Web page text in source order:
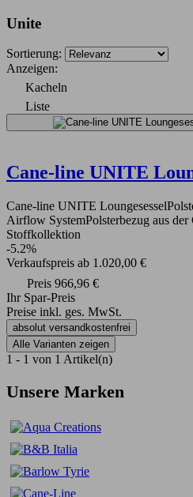
Unite
Sortierung:
Anzeigen:
Kacheln
Liste
Cane-line UNITE
Cane-line UNITE
Airflow SystemPolsterbezug aus
Stoffkollektion
-5.2%
Verkaufspreis ab 1.020,00 €
Preis 966,96 €
Ihr Spar-Preis
Preise inkl. ges. MwSt.
absolut versandkostenfrei
Alle Varianten zeigen
1 - 1 von 1 Artikel(n)
Unsere Marken